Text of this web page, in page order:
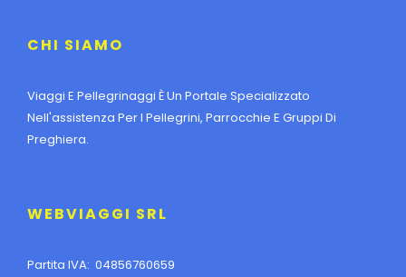
CHI SIAMO
Viaggi E Pellegrinaggi È Un Portale Specializzato
Nell'assistenza Per I Pellegrini, Parrocchie E Gruppi Di
Preghiera.
WEBVIAGGI SRL
Partita IVA: 04856760659